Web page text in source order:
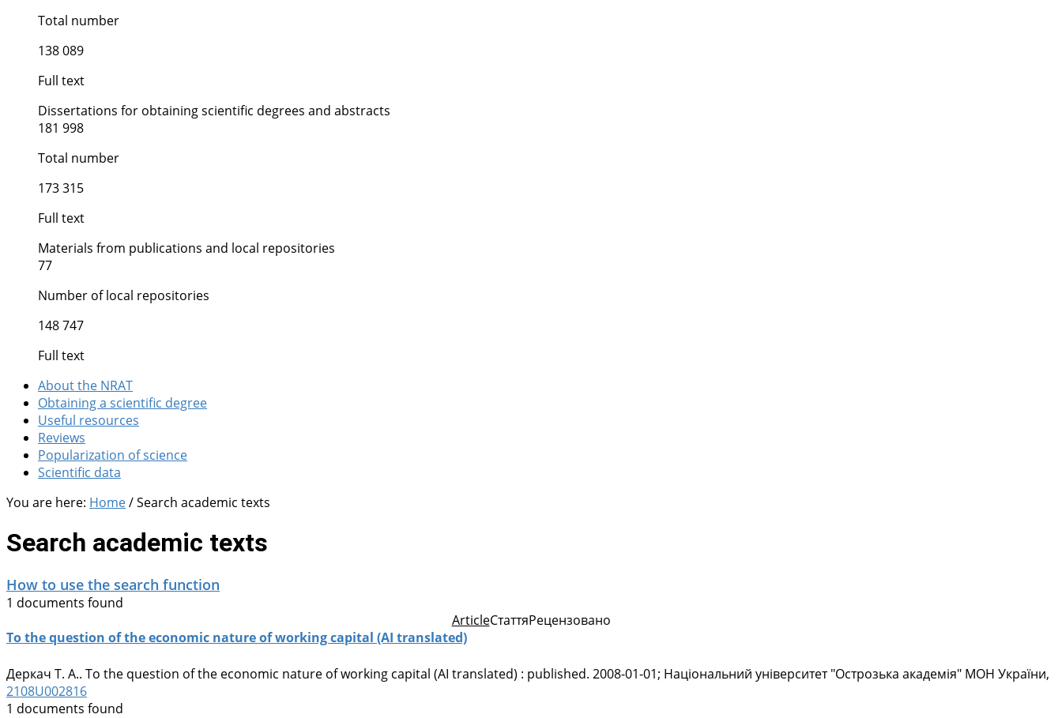
Total number
138 089
Full text
Dissertations for obtaining scientific degrees and abstracts
181 998
Total number
173 315
Full text
Materials from publications and local repositories
77
Number of local repositories
148 747
Full text
About the NRAT
Obtaining a scientific degree
Useful resources
Reviews
Popularization of science
Scientific data
You are here: Home/Search academic texts
Search academic texts
How to use the search function
1 documents found
ArticleСтаттяРецензовано
To the question of the economic nature of working capital (AI translated)
Деркач Т. А.. To the question of the economic nature of working capital (AI translated) : published. 2008-01-01; Національний університет "Острозька академія" МОН України,
2108U002816
1 documents found